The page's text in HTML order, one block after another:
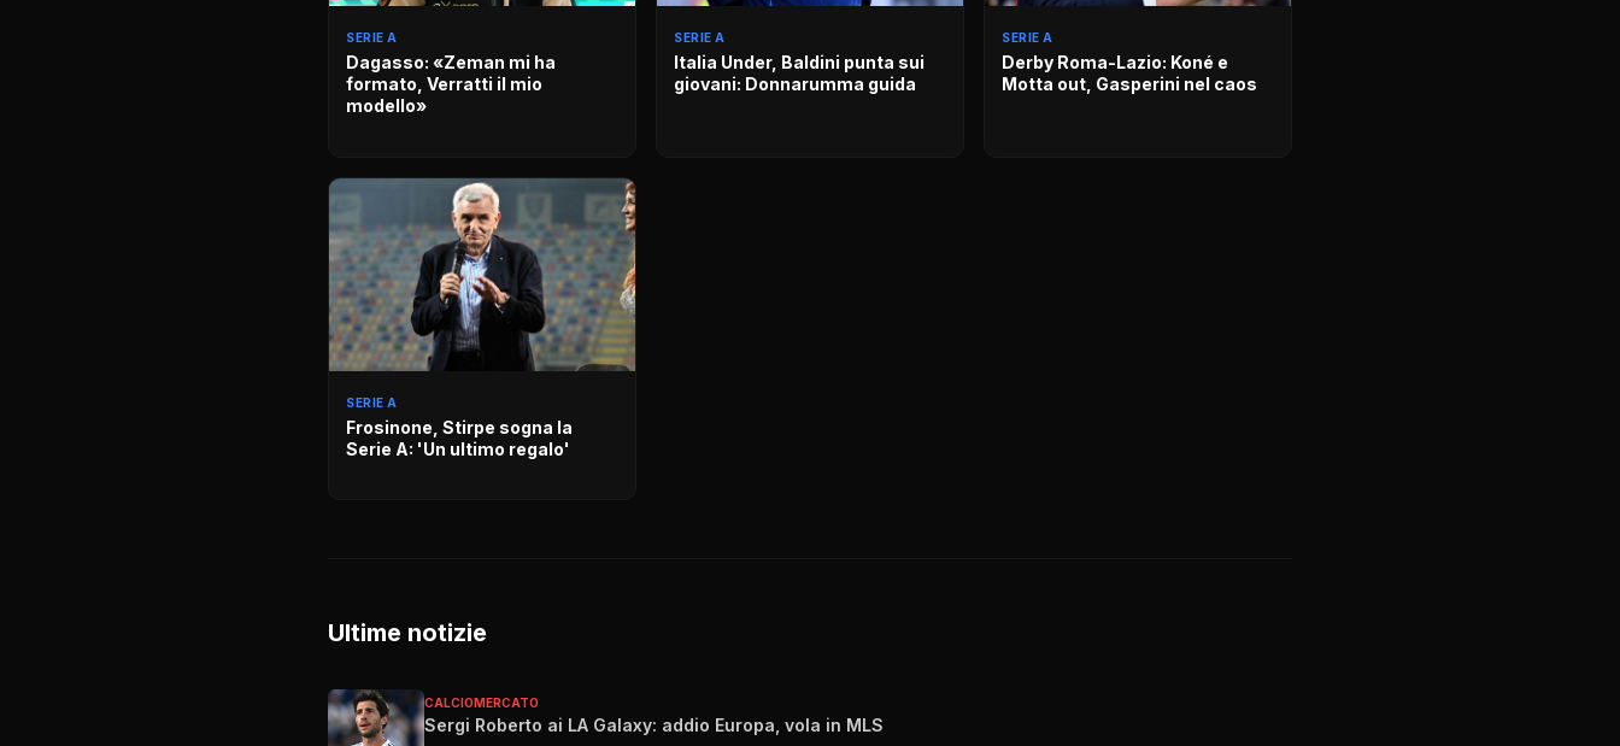
SERIE A
Dagasso: «Zeman mi ha
formato, Verratti il mio
modello»
SERIE A
Italia Under, Baldini punta sui
giovani: Donnarumma guida
SERIE A
Derby Roma-Lazio: Koné e
Motta out, Gasperini nel caos
SERIE A
Frosinone, Stirpe sogna la
Serie A: 'Un ultimo regalo'
Ultime notizie
CALCIOMERCATO
Sergi Roberto ai LA Galaxy: addio Europa, vola in MLS